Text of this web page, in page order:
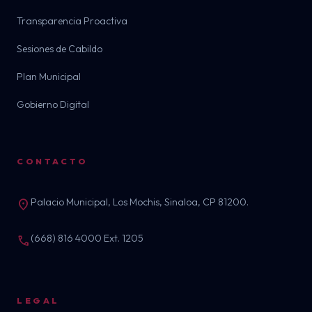
Transparencia Proactiva
Sesiones de Cabildo
Plan Municipal
Gobierno Digital
CONTACTO
location_on Palacio Municipal, Los Mochis, Sinaloa, CP 81200.
call (668) 816 4000 Ext. 1205
LEGAL